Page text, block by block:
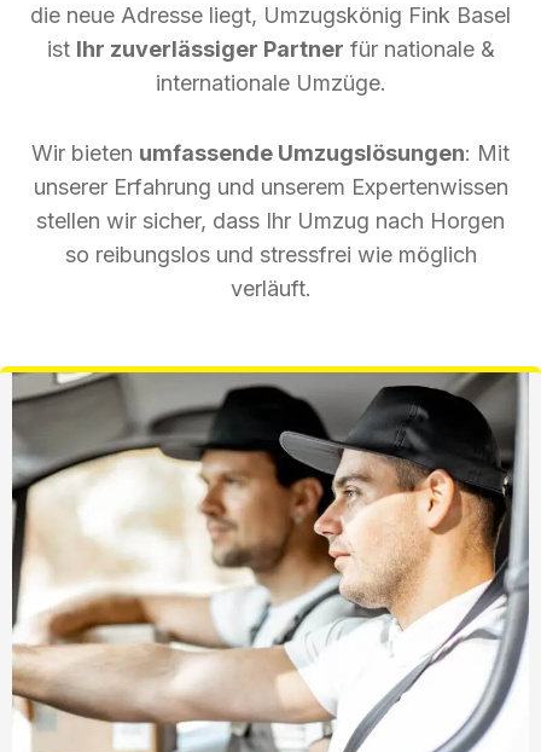
die neue Adresse liegt, Umzugskönig Fink Basel
ist Ihr zuverlässiger Partner für nationale &
internationale Umzüge.
Wir bieten umfassende Umzugslösungen: Mit
unserer Erfahrung und unserem Expertenwissen
stellen wir sicher, dass Ihr Umzug nach Horgen
so reibungslos und stressfrei wie möglich
verläuft.